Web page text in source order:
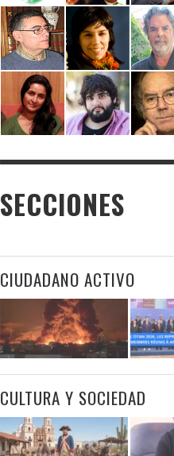
SECCIONES
CIUDADANO ACTIVO
CULTURA Y SOCIEDAD